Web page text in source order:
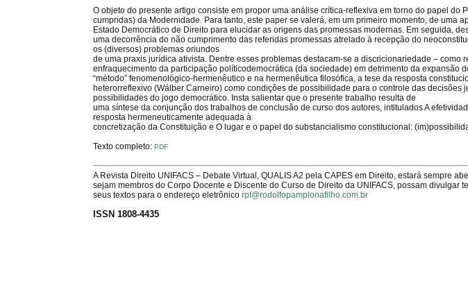
O objeto do presente artigo consiste em propor uma análise crítica-reflexiva em torno do papel do
cumpridas) da Modernidade. Para tanto, este paper se valerá, em um primeiro momento, de uma
Estado Democrático de Direito para elucidar as origens das promessas modernas. Em seguida,
uma decorrência do não cumprimento das referidas promessas atrelado à recepção do
os (diversos) problemas oriundos
de uma praxis jurídica ativista. Dentre esses problemas destacam-se a discricionariedade – como
enfraquecimento da participação políticodemocrática (da sociedade) em detrimento da expansão
“método” fenomenológico-hermenêutico e na hermenêutica filosófica, a tese da resposta
heterorreflexivo (Wálber Carneiro) como condições de possibilidade para o controle das decisões
possibilidades do jogo democrático. Insta salientar que o presente trabalho resulta de
uma síntese da conjunção dos trabalhos de conclusão de curso dos autores, intitulados A
resposta hermeneuticamente adequada à
concretização da Constituição e O lugar e o papel do substancialismo constitucional:
Texto completo:PDF
A Revista Direito UNIFACS – Debate Virtual, QUALIS A2 pela CAPES em Direito, estará sempre
sejam membros do Corpo Docente e Discente do Curso de Direito da UNIFACS, possam divulgar
seus textos para o endereço eletrônicorpf@rodolfopamplonafilho.com.br
ISSN 1808-4435